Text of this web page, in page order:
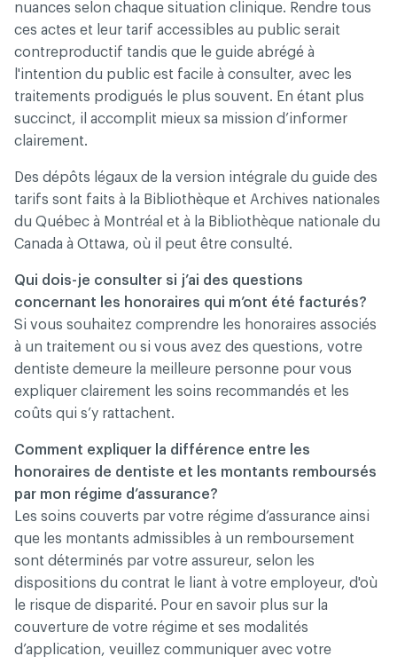
nuances selon chaque situation clinique. Rendre tous
ces actes et leur tarif accessibles au public serait
contreproductif tandis que le guide abrégé à
l'intention du public est facile à consulter, avec les
traitements prodigués le plus souvent. En étant plus
succinct, il accomplit mieux sa mission d’informer
clairement.
Des dépôts légaux de la version intégrale du guide des
tarifs sont faits à la Bibliothèque et Archives nationales
du Québec à Montréal et à la Bibliothèque nationale du
Canada à Ottawa, où il peut être consulté.
Qui dois-je consulter si j’ai des questions
concernant les honoraires qui m’ont été facturés?
Si vous souhaitez comprendre les honoraires associés
à un traitement ou si vous avez des questions, votre
dentiste demeure la meilleure personne pour vous
expliquer clairement les soins recommandés et les
coûts qui s’y rattachent.
Comment expliquer la différence entre les
honoraires de dentiste et les montants remboursés
par mon régime d’assurance?
Les soins couverts par votre régime d’assurance ainsi
que les montants admissibles à un remboursement
sont déterminés par votre assureur, selon les
dispositions du contrat le liant à votre employeur, d'où
le risque de disparité. Pour en savoir plus sur la
couverture de votre régime et ses modalités
d’application, veuillez communiquer avec votre